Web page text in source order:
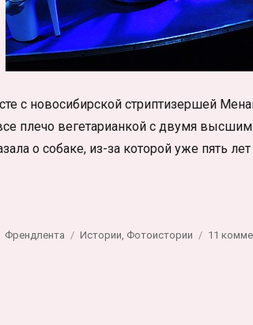
с новосибирской стриптизершей
плечо вегетарианкой с двумя
о собаке, из-за которой уже пять
Фотоистория про жизнь и
Рубрики
Френдлента Метки
Истории Фотоистории 11